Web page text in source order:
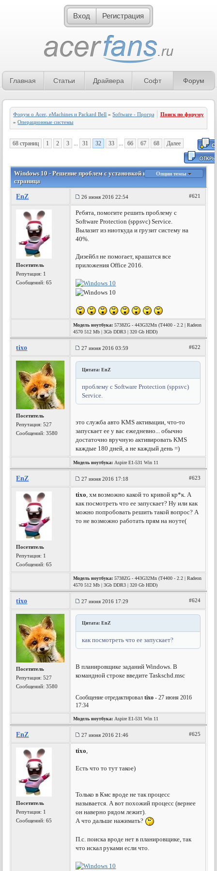
Вход Регистрация
Главная Статьи Драйвера Софт Форум
Форум о Acer, eMachines и Packard Bell »Software - Программное обеспечение
»Операционные системы
Поиск по форуму
68 страниц 1 2 3 ... 31 32 33 ... 66 67 68 Далее
Windows 10 - Решение проблем с установкой и настройкой - 32
страница
Опции темы
EnZ 26 июня 2016 22:54 #621
Посетитель
Репутация: 1
Сообщений: 65
Ребята, помогите решить проблему с
Software Protection (sppsvc) Service.
Вылазит из ниоткуда и грузит систему на
40%.
Дизейбл не помогает, крашатся все
приложения Office 2016.
Модель ноутбука: 5738ZG - 443G32Mn (T4400 - 2.2 | Radeon
4570 512 Mb | 3Gb DDR3 | 320 Gb HDD)
tixo 27 июня 2016 03:59 #622
Посетитель
Репутация:527
Сообщений: 3580
Цитата: EnZ
проблему с Software Protection (sppsvc)
Service.
это служба авто KMS активации, что-то
запускает ее у вас ежедневно... обычно
достаточно вручную активировать KMS
каждые 180 дней, а не каждый день =)
Модель ноутбука: Aspire E1-531 Win 11
EnZ 27 июня 2016 17:18 #623
Посетитель
Репутация: 1
Сообщений: 65
tixo, хм возможно какой то кривой кр*к. А
как посмотреть что ее запускает? Ну или как
можно попробовать решить такой вопрос? А
то не возможно работать прям на ноуте(
Модель ноутбука: 5738ZG - 443G32Mn (T4400 - 2.2 | Radeon
4570 512 Mb | 3Gb DDR3 | 320 Gb HDD)
tixo 27 июня 2016 17:29 #624
Посетитель
Репутация:527
Сообщений: 3580
Цитата: EnZ
как посмотреть что ее запускает?
В планировщике заданий Windows. В
командной строке введите Taskschd.msc
Сообщение отредактировалtixo - 27 июня 2016
17:34
Модель ноутбука: Aspire E1-531 Win 11
EnZ 27 июня 2016 21:46 #625
Посетитель
Репутация: 1
Сообщений: 65
tixo,
Есть что то тут такое)
Только в Кмс вроде не так процесс
называется. А вот похожий процесс (вернее
он наверно рядом лежит).
А что дальше нажимать?
П.с. поиска вроде нет в планировщике, так
что искал руками если что.